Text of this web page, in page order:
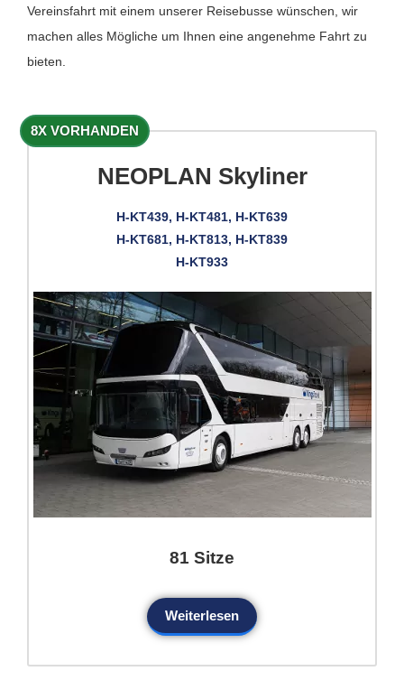
Vereinsfahrt mit einem unserer Reisebusse wünschen, wir
machen alles Mögliche um Ihnen eine angenehme Fahrt zu
bieten.
8X VORHANDEN
NEOPLAN Skyliner
H-KT439, H-KT481, H-KT639
H-KT681, H-KT813, H-KT839
H-KT933
81 Sitze
Weiterlesen